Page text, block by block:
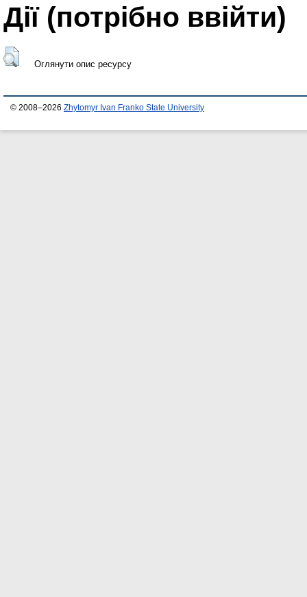
Дії ​​(потрібно ввійти)
Оглянути опис ресурсу
© 2008–2026 Zhytomyr Ivan Franko State University